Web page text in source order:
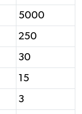
5000
250
30
15
3